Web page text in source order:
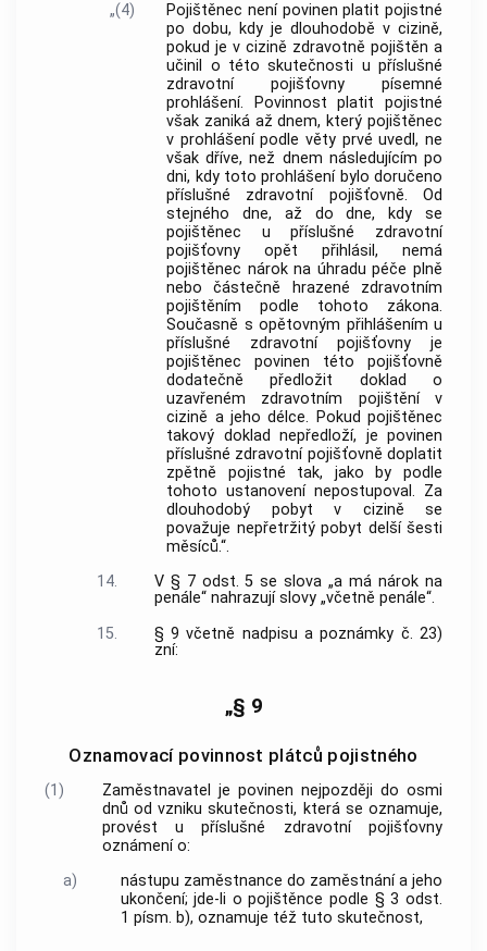
„(4)
Pojištěnec není povinen platit pojistné
po dobu, kdy je dlouhodobě v cizině,
pokud je v cizině zdravotně pojištěn a
učinil o této skutečnosti u příslušné
zdravotní pojišťovny písemné
prohlášení. Povinnost platit pojistné
však zaniká až dnem, který pojištěnec
v prohlášení podle věty prvé uvedl, ne
však dříve, než dnem následujícím po
dni, kdy toto prohlášení bylo doručeno
příslušné zdravotní pojišťovně. Od
stejného dne, až do dne, kdy se
pojištěnec u příslušné zdravotní
pojišťovny opět přihlásil, nemá
pojištěnec nárok na úhradu péče plně
nebo částečně hrazené zdravotním
pojištěním podle tohoto zákona.
Současně s opětovným přihlášením u
příslušné zdravotní pojišťovny je
pojištěnec povinen této pojišťovně
dodatečně předložit doklad o
uzavřeném zdravotním pojištění v
cizině a jeho délce. Pokud pojištěnec
takový doklad nepředloží, je povinen
příslušné zdravotní pojišťovně doplatit
zpětně pojistné tak, jako by podle
tohoto ustanovení nepostupoval. Za
dlouhodobý pobyt v cizině se
považuje nepřetržitý pobyt delší šesti
měsíců.“.
14.
V § 7 odst. 5 se slova „a má nárok na
penále“ nahrazují slovy „včetně penále“.
15.
§ 9 včetně nadpisu a poznámky č. 23)
zní:
„§ 9
Oznamovací povinnost plátců pojistného
(1)
Zaměstnavatel je povinen nejpozději do osmi
dnů od vzniku skutečnosti, která se oznamuje,
provést u příslušné zdravotní pojišťovny
oznámení o:
a)
nástupu zaměstnance do zaměstnání a jeho
ukončení; jde-li o pojištěnce podle § 3 odst.
1 písm. b), oznamuje též tuto skutečnost,